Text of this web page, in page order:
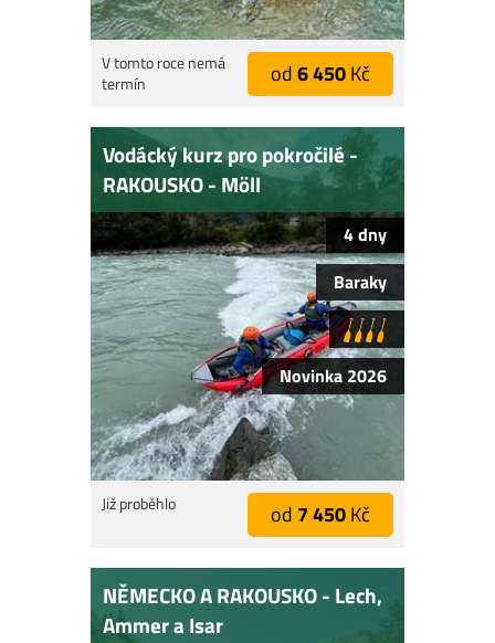
V tomto roce nemá
termín
od6 450Kč
Vodácký kurz pro pokročilé -
RAKOUSKO - Möll
4 dny
Baraky
Novinka 2026
Již proběhlo od 7 450Kč
NĚMECKO A RAKOUSKO - Lech,
Ammer a Isar